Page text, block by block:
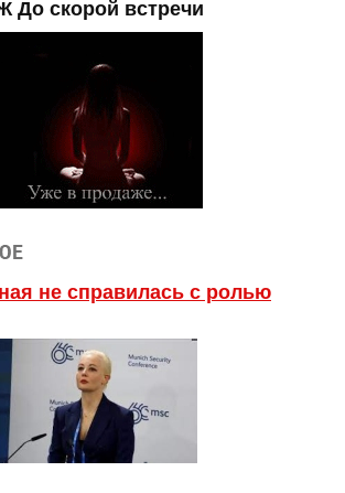
До скорой встречи
не справилась с ролью